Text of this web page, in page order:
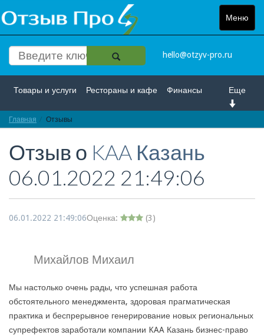
Меню
Toggle
hello@otzyv-pro.ru
Еще
Товары и услуги Рестораны и кафе Финансы
Красота и здоровье
Интернет Путешествие и отдых Транспорт
Недвижимость Работа Гос. учреждения
Главная Отзывы
Отзыв о KAA Казань
06.01.2022 21:49:06
06.01.2022 21:49:06Оценка: (3)
Михайлов Михаил
Мы настолько очень рады, что успешная работа
обстоятельного менеджмента, здоровая прагматическая
практика и беспрерывное генерирование новых региональных
супрефектов заработали компании KAA Казань бизнес-право